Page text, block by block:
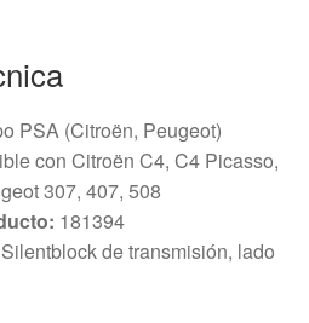
PSA (Citroën, Peugeot)
con Citroën C4, C4 Picasso,
307, 407, 508
181394
Silentblock de transmisión, lado